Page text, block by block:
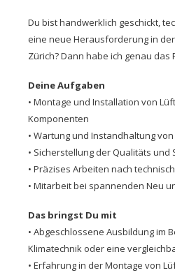
Du bist handwerklich geschickt,
eine neue Herausforderung in
Zürich? Dann habe ich genau das
Deine Aufgaben
• Montage und Installation von
Komponenten
• Wartung und Instandhaltung
• Sicherstellung der Qualitäts
• Präzises Arbeiten nach
• Mitarbeit bei spannenden Neu
Das bringst Du mit
• Abgeschlossene Ausbildung im
Klimatechnik oder eine
• Erfahrung in der Montage von